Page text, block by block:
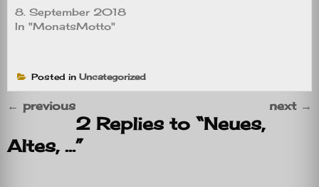
8. September 2018
In "MonatsMotto"
Posted in Uncategorized
← previous next →
2 Replies to “Neues,
Altes, …”